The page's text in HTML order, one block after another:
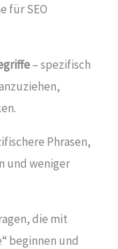
für SEO
– spezifisch
Phrasen,
und weniger
die mit
beginnen und